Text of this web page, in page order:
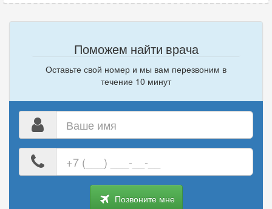
Поможем найти врача
Оставьте свой номер и мы вам перезвоним в
течение 10 минут
номер
телефона
Позвоните мне